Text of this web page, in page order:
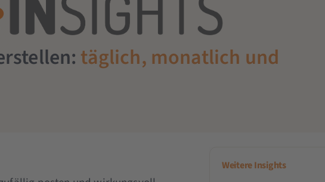
täglich, monatlich und
Weitere Insights